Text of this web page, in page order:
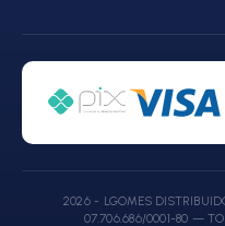
2026 - LGOMES
07.706.686/0001-80 —